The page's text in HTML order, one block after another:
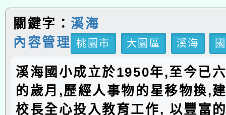
關鍵字： 溪海
內容管理
桃園市 大園區 溪海
溪海國小成立於1950年,至今已
的歲月,歷經人事物的星移物換,
校長全心投入教育工作, 以豐富